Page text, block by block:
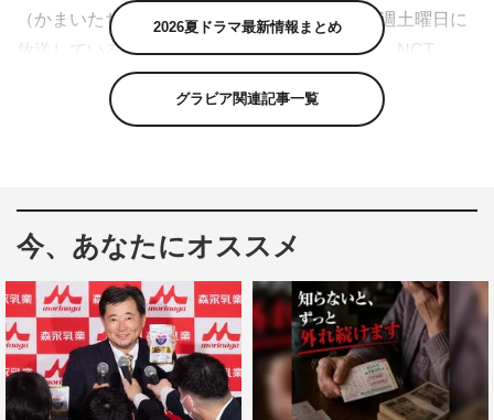
（かまいたち）、歌手の生田絵梨花のMCで毎週土曜日に
放送している音楽番組『Venue101』。今回は、NCT
WISH、CRAVITY、日向坂46、ROIROMが登場する。
アーティストの“思い出の料理”と、秘められたエピソード
ル”。韓国出身のメンバー・ジェヒが、デビュー前からメ
ンバーみんなにしばしば振る舞ってきた。そこで今回、ジ
ェヒが得意のサムギョプサルを生放送のスタジオで調理。
父から教わったというこだわりのポイントを解説しなが
ら、自慢の腕前を披露する。思い出のサムギョプサルを前
に、6人からどんなエピソードが語られるのか。
2026夏ドラマ最新情報まとめ
グラビア関連記事一覧
今、あなたにオススメ